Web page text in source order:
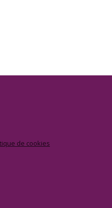
de cookies